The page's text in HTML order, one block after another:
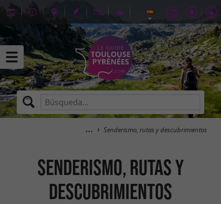
Senderismo, rutas y descubrimientos
Senderismo, rutas y
descubrimientos